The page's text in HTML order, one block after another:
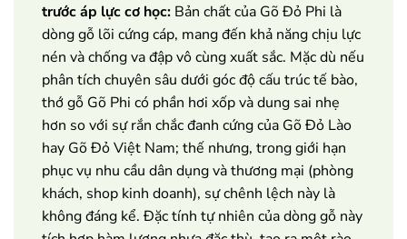
trước áp lực cơ học: Bản chất của Gõ Đỏ Phi là
dòng gỗ lõi cứng cáp, mang đến khả năng chịu lực
nén và chống va đập vô cùng xuất sắc. Mặc dù nếu
phân tích chuyên sâu dưới góc độ cấu trúc tế bào,
thớ gỗ Gõ Phi có phần hơi xốp và dung sai nhẹ
hơn so với sự rắn chắc đanh cứng của Gõ Đỏ Lào
hay Gõ Đỏ Việt Nam; thế nhưng, trong giới hạn
phục vụ nhu cầu dân dụng và thương mại (phòng
khách, shop kinh doanh), sự chênh lệch này là
không đáng kể. Đặc tính tự nhiên của dòng gỗ này